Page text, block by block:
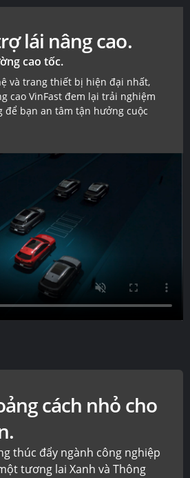
lái nâng cao.
cao tốc.
và trang thiết bị hiện đại nhất,
cao VinFast đem lại trải nghiệm
để bạn an tâm tận hưởng cuộc
cách nhỏ cho
thúc đẩy ngành công nghiệp
tương lai Xanh và Thông